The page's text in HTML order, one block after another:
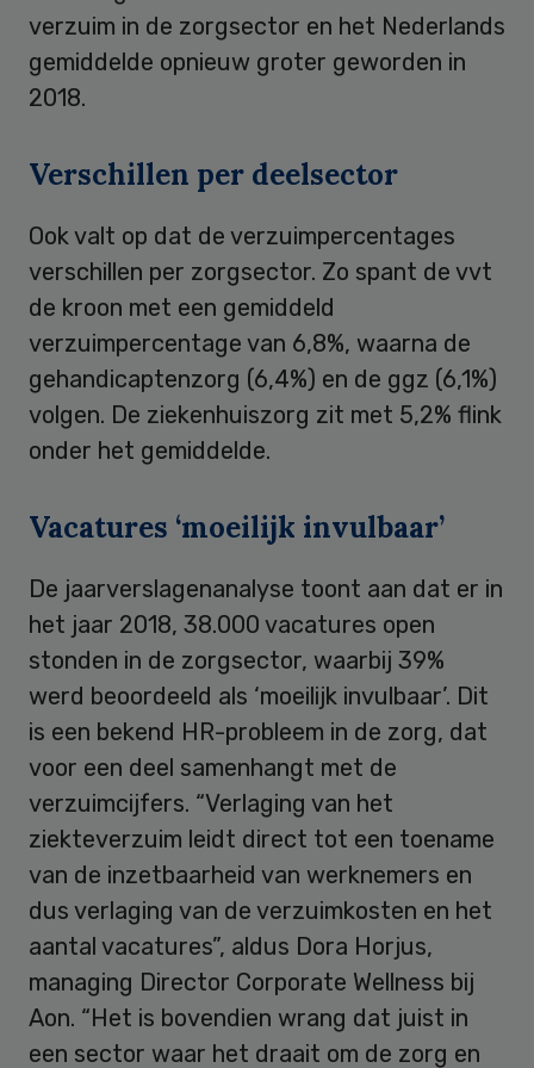
verzuim in de zorgsector en het Nederlands
gemiddelde opnieuw groter geworden in
2018.
Verschillen per deelsector
Ook valt op dat de verzuimpercentages
verschillen per zorgsector. Zo spant de vvt
de kroon met een gemiddeld
verzuimpercentage van 6,8%, waarna de
gehandicaptenzorg (6,4%) en de ggz (6,1%)
volgen. De ziekenhuiszorg zit met 5,2% flink
onder het gemiddelde.
Vacatures ‘moeilijk invulbaar’
De jaarverslagenanalyse toont aan dat er in
het jaar 2018, 38.000 vacatures open
stonden in de zorgsector, waarbij 39%
werd beoordeeld als ‘moeilijk invulbaar’. Dit
is een bekend HR-probleem in de zorg, dat
voor een deel samenhangt met de
verzuimcijfers. “Verlaging van het
ziekteverzuim leidt direct tot een toename
van de inzetbaarheid van werknemers en
dus verlaging van de verzuimkosten en het
aantal vacatures”, aldus Dora Horjus,
managing Director Corporate Wellness bij
Aon. “Het is bovendien wrang dat juist in
een sector waar het draait om de zorg en